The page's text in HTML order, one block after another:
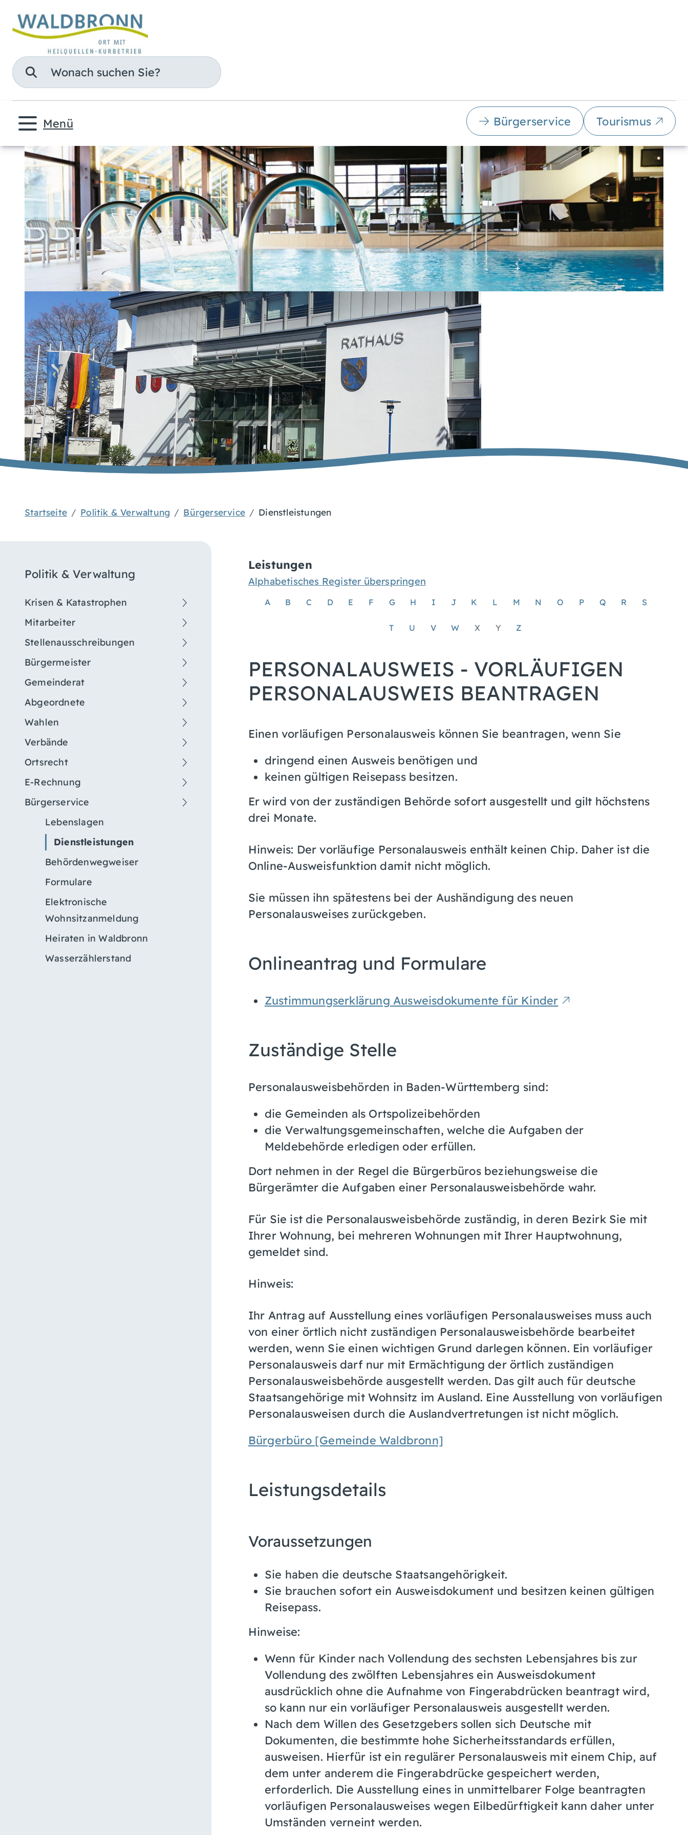
Suche
Menü Bürgerservice Tourismus
Startseite Politik & Verwaltung Bürgerservice Dienstleistungen
Politik & Verwaltung
Krisen & Katastrophen
Mitarbeiter
Stellenausschreibungen
Bürgermeister
Gemeinderat
Abgeordnete
Wahlen
Verbände
Ortsrecht
E-Rechnung
Bürgerservice
Lebenslagen
Dienstleistungen
Behördenwegweiser
Formulare
Elektronische
Wohnsitzanmeldung
Heiraten in Waldbronn
Wasserzählerstand
Leistungen
Alphabetisches Register überspringen
A B C D E F G H I J K L M N O P Q R S
T U V W X Y Z
PERSONALAUSWEIS - VORLÄUFIGEN
PERSONALAUSWEIS BEANTRAGEN
Einen vorläufigen Personalausweis können Sie beantragen, wenn Sie
dringend einen Ausweis benötigen und
keinen gültigen Reisepass besitzen.
Er wird von der zuständigen Behörde sofort ausgestellt und gilt höchstens
drei Monate.
Hinweis: Der vorläufige Personalausweis enthält keinen Chip. Daher ist die
Online-Ausweisfunktion damit nicht möglich.
Sie müssen ihn spätestens bei der Aushändigung des neuen
Personalausweises zurückgeben.
Onlineantrag und Formulare
Zustimmungserklärung Ausweisdokumente für Kinder
Zuständige Stelle
Personalausweisbehörden in Baden-Württemberg sind:
die Gemeinden als Ortspolizeibehörden
die Verwaltungsgemeinschaften, welche die Aufgaben der
Meldebehörde erledigen oder erfüllen.
Dort nehmen in der Regel die Bürgerbüros beziehungsweise die
Bürgerämter die Aufgaben einer Personalausweisbehörde wahr.
Für Sie ist die Personalausweisbehörde zuständig, in deren Bezirk Sie mit
Ihrer Wohnung, bei mehreren Wohnungen mit Ihrer Hauptwohnung,
gemeldet sind.
Hinweis:
Ihr Antrag auf Ausstellung eines vorläufigen Personalausweises muss auch
von einer örtlich nicht zuständigen Personalausweisbehörde bearbeitet
werden, wenn Sie einen wichtigen Grund darlegen können. Ein vorläufiger
Personalausweis darf nur mit Ermächtigung der örtlich zuständigen
Personalausweisbehörde ausgestellt werden. Das gilt auch für deutsche
Staatsangehörige mit Wohnsitz im Ausland. Eine Ausstellung von vorläufigen
Personalausweisen durch die Auslandvertretungen ist nicht möglich.
Bürgerbüro [Gemeinde Waldbronn]
Leistungsdetails
Voraussetzungen
Sie haben die deutsche Staatsangehörigkeit.
Sie brauchen sofort ein Ausweisdokument und besitzen keinen gültigen
Reisepass.
Hinweise:
Wenn für Kinder nach Vollendung des sechsten Lebensjahres bis zur
Vollendung des zwölften Lebensjahres ein Ausweisdokument
ausdrücklich ohne die Aufnahme von Fingerabdrücken beantragt wird,
so kann nur ein vorläufiger Personalausweis ausgestellt werden.
Nach dem Willen des Gesetzgebers sollen sich Deutsche mit
Dokumenten, die bestimmte hohe Sicherheitsstandards erfüllen,
ausweisen. Hierfür ist ein regulärer Personalausweis mit einem Chip, auf
dem unter anderem die Fingerabdrücke gespeichert werden,
erforderlich. Die Ausstellung eines in unmittelbarer Folge beantragten
vorläufigen Personalausweises wegen Eilbedürftigkeit kann daher unter
Umständen verneint werden.